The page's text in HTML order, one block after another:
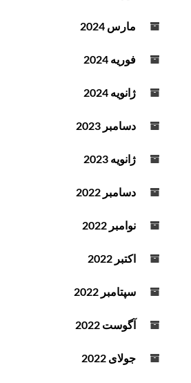
مارس 2024
فوریه 2024
ژانویه 2024
دسامبر 2023
ژانویه 2023
دسامبر 2022
نوامبر 2022
اکتبر 2022
سپتامبر 2022
آگوست 2022
جولای 2022